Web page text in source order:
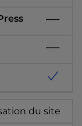
du site